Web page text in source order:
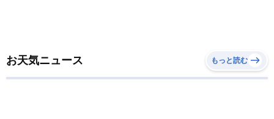
お天気ニュース もっと読む